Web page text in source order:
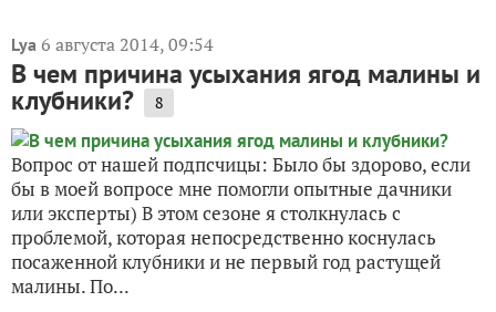
Lya 6 августа 2014, 09:54
В чем причина усыхания ягод малины и
клубники? 8
Вопрос от нашей подпсчицы: Было бы здорово, если
бы в моей вопросе мне помогли опытные дачники
или эксперты) В этом сезоне я столкнулась с
проблемой, которая непосредственно коснулась
посаженной клубники и не первый год растущей
малины. По...